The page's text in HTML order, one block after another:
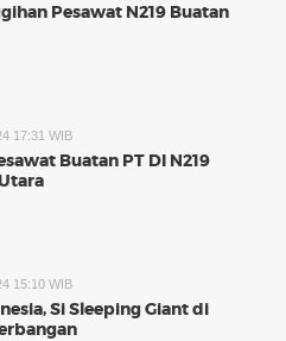
Pesawat N219 Buatan
17:31 WIB
Buatan PT DI N219
15:10 WIB
Si Sleeping Giant di